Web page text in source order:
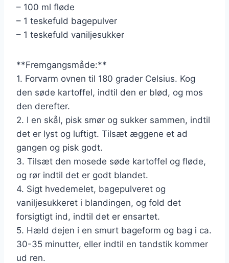
– 100 ml fløde
– 1 teskefuld bagepulver
– 1 teskefuld vaniljesukker
**Fremgangsmåde:**
1. Forvarm ovnen til 180 grader Celsius. Kog
den søde kartoffel, indtil den er blød, og mos
den derefter.
2. I en skål, pisk smør og sukker sammen, indtil
det er lyst og luftigt. Tilsæt æggene et ad
gangen og pisk godt.
3. Tilsæt den mosede søde kartoffel og fløde,
og rør indtil det er godt blandet.
4. Sigt hvedemelet, bagepulveret og
vaniljesukkeret i blandingen, og fold det
forsigtigt ind, indtil det er ensartet.
5. Hæld dejen i en smurt bageform og bag i ca.
30-35 minutter, eller indtil en tandstik kommer
ud ren.